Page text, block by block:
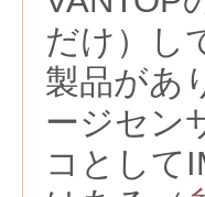
だけ）し
製品があ
ージセン
コとして